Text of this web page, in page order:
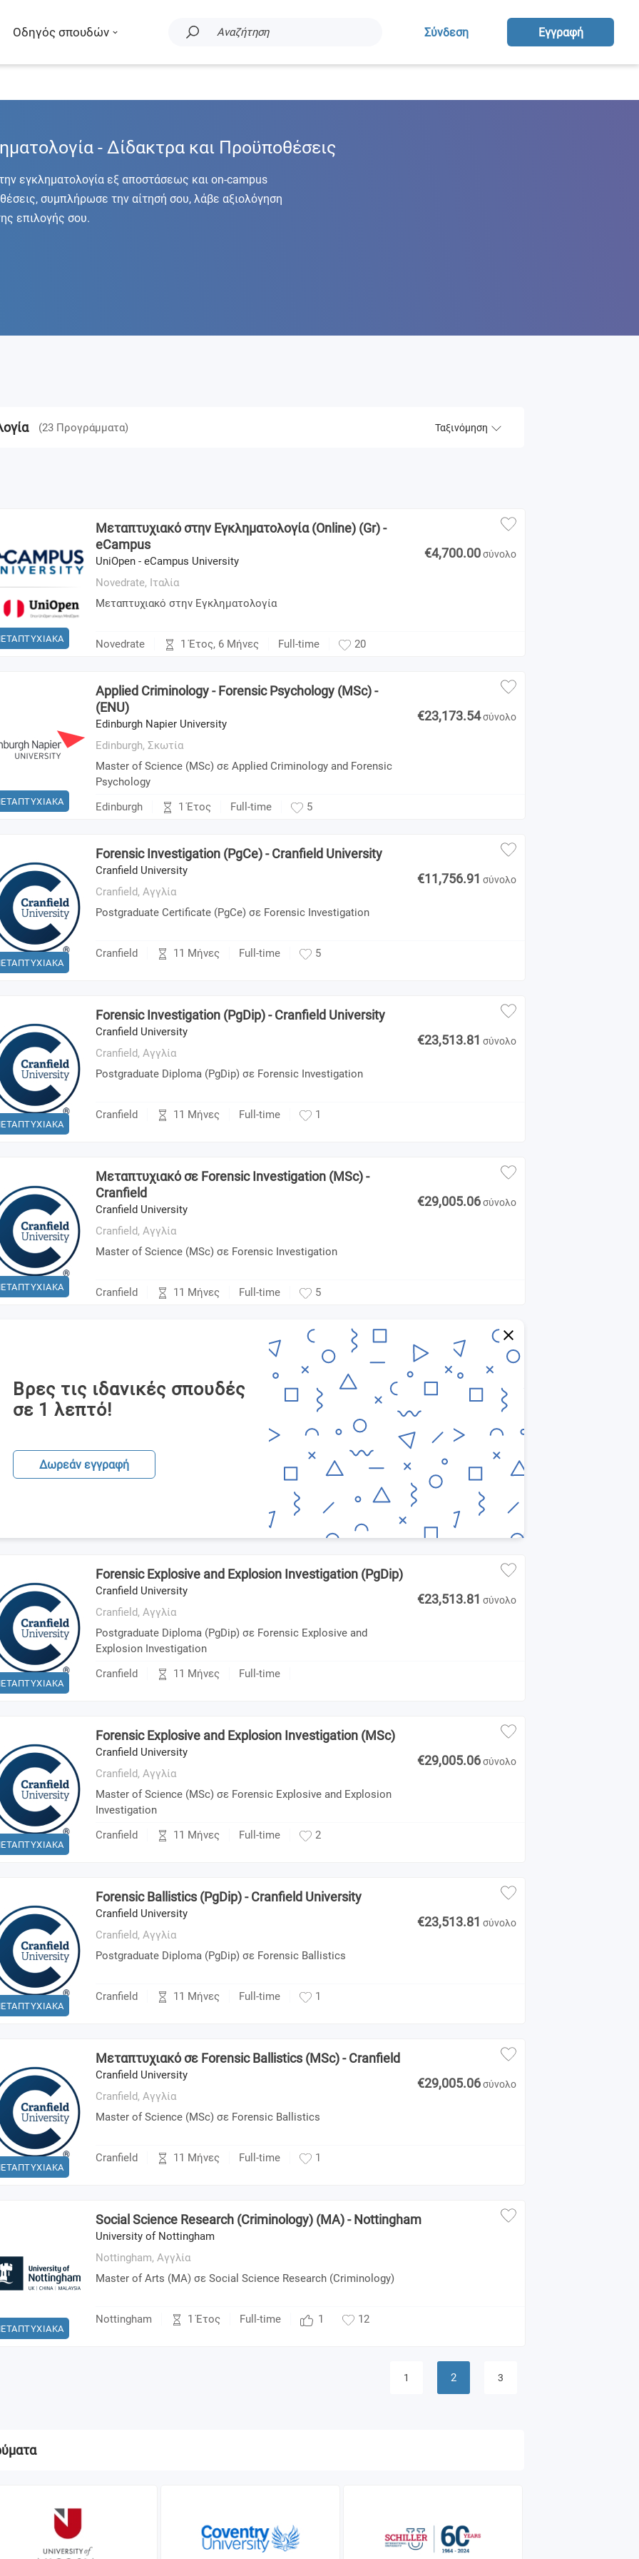
Οδηγός σπουδών Αναζήτηση Σύνδεση Eγγραφή
- Δίδακτρα και Προϋποθέσεις
εγκληματολογία εξ αποστάσεως και on-campus
συμπλήρωσε την αίτησή σου, λάβε αξιολόγηση
επιλογής σου.
(23 Προγράμματα) Ταξινόμηση
Μεταπτυχιακό στην Εγκληματολογία (Online) (Gr) -
eCampus
UniOpen - eCampus University
Novedrate, Ιταλία
Μεταπτυχιακό στην Εγκληματολογία
€4,700.00σύνολο
Novedrate 1 Έτος, 6 Μήνες Full-time 20
Applied Criminology - Forensic Psychology (MSc) -
(ENU)
Edinburgh Napier University
Edinburgh, Σκωτία
Master of Science (MSc) σε Applied Criminology and Forensic
Psychology
€23,173.54σύνολο
Edinburgh 1 Έτος Full-time 5
Forensic Investigation (PgCe) - Cranfield University
Cranfield University
Cranfield, Αγγλία
Postgraduate Certificate (PgCe) σε Forensic Investigation
€11,756.91 σύνολο
Cranfield 11 Μήνες Full-time 5
Forensic Investigation (PgDip) - Cranfield University
Cranfield University
Cranfield, Αγγλία
Postgraduate Diploma (PgDip) σε Forensic Investigation
€23,513.81 σύνολο
Cranfield 11 Μήνες Full-time 1
Μεταπτυχιακό σε Forensic Investigation (MSc) -
Cranfield
Cranfield University
Cranfield, Αγγλία
Master of Science (MSc) σε Forensic Investigation
€29,005.06σύνολο
Cranfield 11 Μήνες Full-time 5
Βρες τις ιδανικές σπουδές
σε 1 λεπτό!
Δωρεάν εγγραφή
Forensic Explosive and Explosion Investigation (PgDip)
Cranfield University
Cranfield, Αγγλία
Postgraduate Diploma (PgDip) σε Forensic Explosive and
Explosion Investigation
€23,513.81 σύνολο
Cranfield 11 Μήνες Full-time
Forensic Explosive and Explosion Investigation (MSc)
Cranfield University
Cranfield, Αγγλία
Master of Science (MSc) σε Forensic Explosive and Explosion
Investigation
€29,005.06σύνολο
Cranfield 11 Μήνες Full-time 2
Forensic Ballistics (PgDip) - Cranfield University
Cranfield University
Cranfield, Αγγλία
Postgraduate Diploma (PgDip) σε Forensic Ballistics
€23,513.81 σύνολο
Cranfield 11 Μήνες Full-time 1
Μεταπτυχιακό σε Forensic Ballistics (MSc) - Cranfield
Cranfield University
Cranfield, Αγγλία
Master of Science (MSc) σε Forensic Ballistics
€29,005.06σύνολο
Cranfield 11 Μήνες Full-time 1
Social Science Research (Criminology) (ΜΑ) - Nottingham
University of Nottingham
Nottingham, Αγγλία
Master of Arts (MA) σε Social Science Research (Criminology)
Nottingham 1 Έτος Full-time 1 12
1 2 3